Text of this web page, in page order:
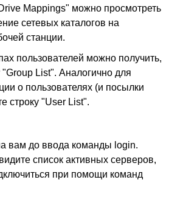
Mappings" можно просмотреть
сетевых каталогов на
станции.
пользователей можно получить,
List". Аналогично для
о пользователях (и посылки
строку "User List".
вам до ввода команды login.
список активных серверов,
при помощи команд